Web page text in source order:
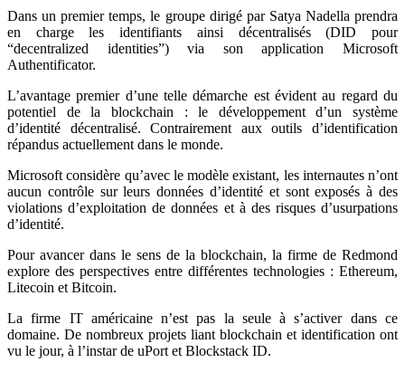
Dans un premier temps, le groupe dirigé par Satya Nadella prendra
en charge les identifiants ainsi décentralisés (DID pour
“decentralized identities”) via son application Microsoft
Authentificator.
L’avantage premier d’une telle démarche est évident au regard du
potentiel de la blockchain : le développement d’un système
d’identité décentralisé. Contrairement aux outils d’identification
répandus actuellement dans le monde.
Microsoft considère qu’avec le modèle existant, les internautes n’ont
aucun contrôle sur leurs données d’identité et sont exposés à des
violations d’exploitation de données et à des risques d’usurpations
d’identité.
Pour avancer dans le sens de la blockchain, la firme de Redmond
explore des perspectives entre différentes technologies : Ethereum,
Litecoin et Bitcoin.
La firme IT américaine n’est pas la seule à s’activer dans ce
domaine. De nombreux projets liant blockchain et identification ont
vu le jour, à l’instar de uPort et Blockstack ID.